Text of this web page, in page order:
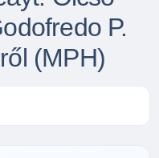
P.
(MPH)